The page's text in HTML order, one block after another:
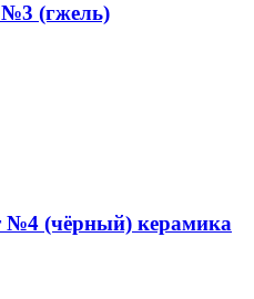
№3 (гжель)
№4 (чёрный) керамика